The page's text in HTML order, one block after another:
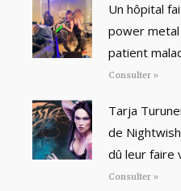
Un hôpital
power
patient
Consulter »
Tarja
de
dû leur faire
Consulter »